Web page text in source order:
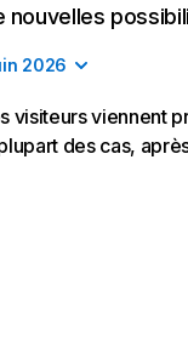
nouvelles
2026
visiteurs viennent
des cas,